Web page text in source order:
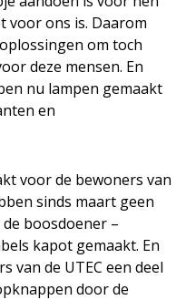
voor ons is. Daarom
om toch
deze mensen. En
nu lampen gemaakt
en
voor de bewoners van
sinds maart geen
boosdoener –
kapot gemaakt. En
van de UTEC een deel
door de